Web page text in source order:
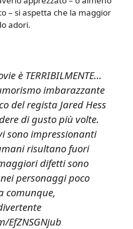
– si aspetta che la maggior
adori.
è TERRIBILMENTE…
imbarazzante
del regista Jared Hess
di gusto più volte.
sono impressionanti
risultano fuori
difetti sono
personaggi poco
comunque,
EfZNSGNjub